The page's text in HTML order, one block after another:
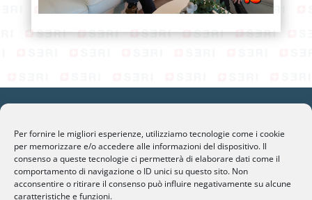
Per fornire le migliori esperienze, utilizziamo tecnologie come i cookie
per memorizzare e/o accedere alle informazioni del dispositivo. Il
consenso a queste tecnologie ci permetterà di elaborare dati come il
comportamento di navigazione o ID unici su questo sito. Non
acconsentire o ritirare il consenso può influire negativamente su alcune
caratteristiche e funzioni.
SERI Lugano
Palazzo Mantegazza (9° Piano)
CH-6900 Lugano – Paradiso